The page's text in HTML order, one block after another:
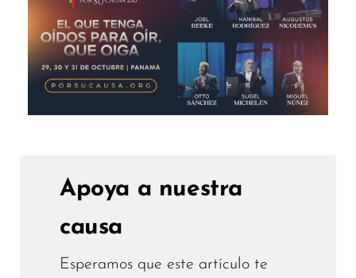
Apoya a nuestra
causa
Esperamos que este artículo te